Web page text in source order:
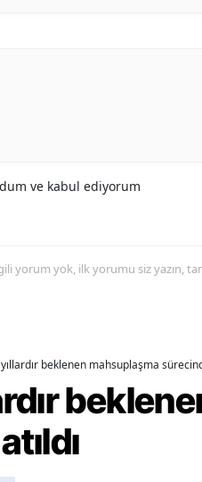
Şanlıurfa
Yozgat
Zonguldak
ve kabul ediyorum
yorum yok, ilk yorumu siz yazın,
beklenen mahsuplaşma